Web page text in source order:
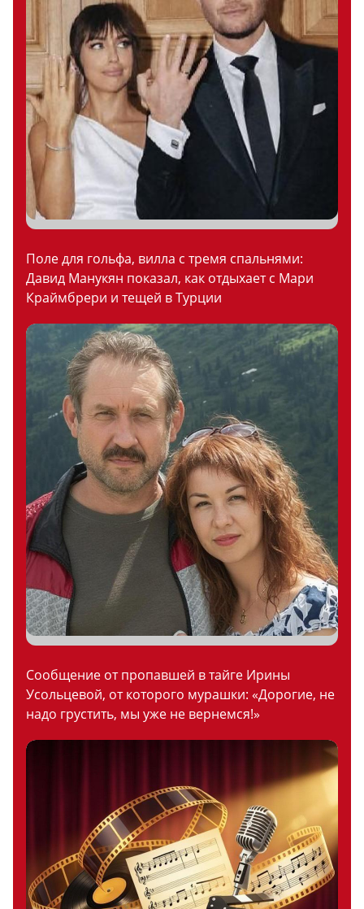
Поле для гольфа, вилла с тремя спальнями:
Давид Манукян показал, как отдыхает с Мари
Краймбрери и тещей в Турции
Сообщение от пропавшей в тайге Ирины
Усольцевой, от которого мурашки: «Дорогие, не
надо грустить, мы уже не вернемся!»